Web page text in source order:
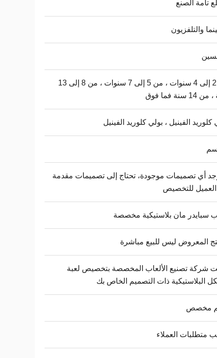
تامة الصنع
والتلفزيون
من 2 إلى 4 سنوات ، من 5 إلى 7 سنوات ، من 8 إلى 13
سنة فما فوق
كلوريد الفينيل ، بولي كلوريد الفينيل
أي تصميمات موجودة، تحتاج إلى تصميمات مقدمة
للتخصيص
سبايدر مان بلاستيكية مخصصة
المعروض ليس للبيع مباشرة
شركة تصنيع الألعاب المخصصة بتخصيص لعبة
البلاستيكية ذات التصميم الخاص بك
مخصص
متطلبات العملاء